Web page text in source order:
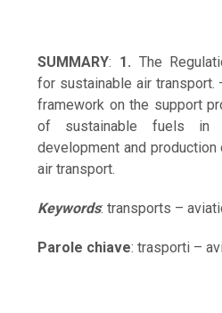
SUMMARY: 1. The
for sustainable air transport.
framework on the support
of sustainable fuels in
development and
air transport.
Keywords: transports –
Parole chiave: trasporti –